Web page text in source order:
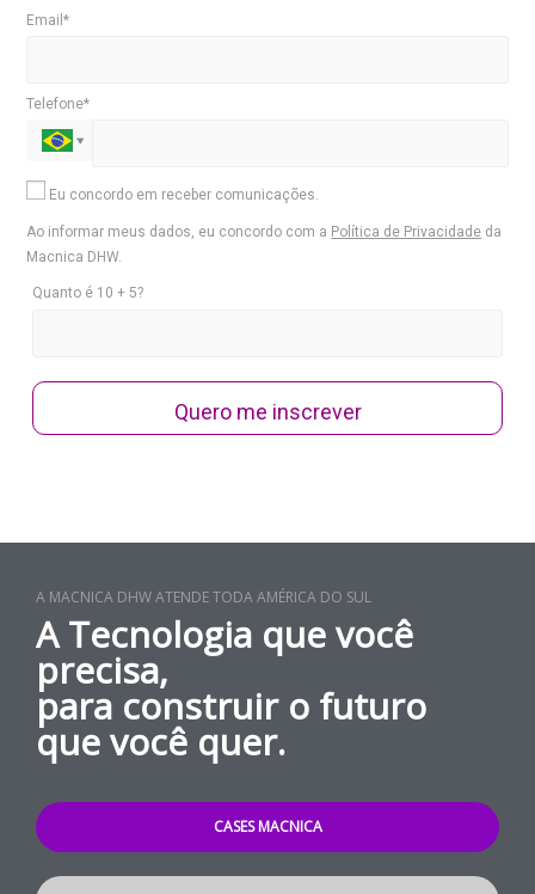
Email*
Telefone*
Eu concordo em receber comunicações.
Ao informar meus dados, eu concordo com a Política de Privacidade da
Macnica DHW.
Quanto é 10 + 5?
Quero me inscrever
A MACNICA DHW ATENDE TODA AMÉRICA DO SUL
A Tecnologia que você
precisa,
para construir o futuro
que você quer.
CASES MACNICA